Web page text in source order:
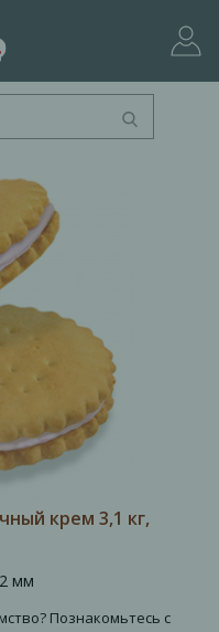
крем 3,1 кг,
мм
Познакомьтесь с